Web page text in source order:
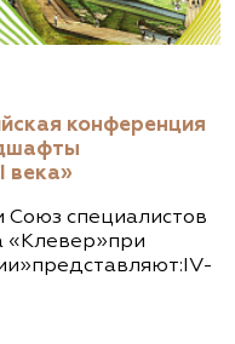
конференция
века»
специалистов
«Клевер»при